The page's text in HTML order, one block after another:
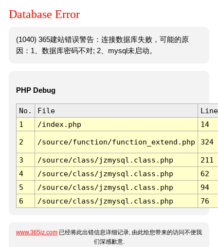
Database Error
(1040) 365建站错误警告：连接数据库失败，可能的原
因：1、数据库密码不对; 2、mysql未启动。
PHP Debug
No. File
Line
1
/index.php 14
2 /source/function/function_extend.php 324
3 /source/class/jzmysql.class.php
211
4
/source/class/jzmysql.class.php
62
5
/source/class/jzmysql.class.php
94
6
/source/class/jzmysql.class.php 76
www.365jz.com 已经将此出错信息详细记录, 由此给您带来的访问不便我
们深感歉意.